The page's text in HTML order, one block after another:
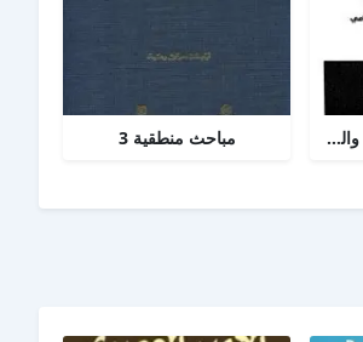
فكر إبن خلدون العصبية والدولة مباحث منطقية 3